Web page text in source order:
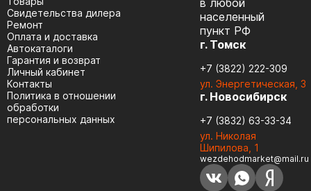
Cвидетельства дилера
Ремонт
Оплата и доставка
Автокаталоги
Гарантия и возврат
Личный кабинет
Контакты
Политика в отношении
обработки
персональных данных
в любой
населенный
пункт РФ
г. Томск
+7 (3822) 222-309
ул. Энергетическая, 3
г. Новосибирск
+7 (3832) 63-33-34
ул. Николая
Шипилова, 1
wezdehodmarket@mail.ru